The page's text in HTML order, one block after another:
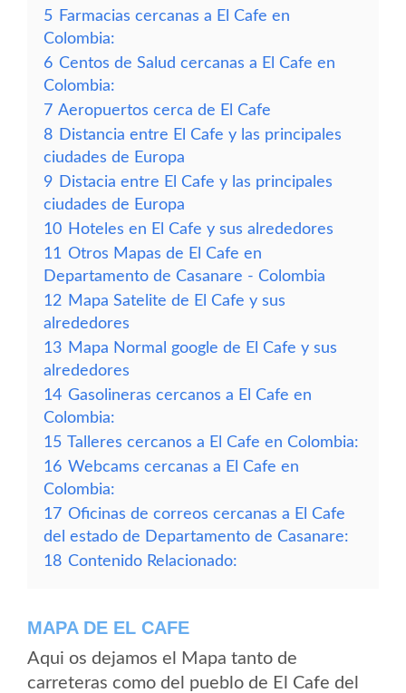
5 Farmacias cercanas a El Cafe en
Colombia:
6 Centos de Salud cercanas a El Cafe en
Colombia:
7 Aeropuertos cerca de El Cafe
8 Distancia entre El Cafe y las principales
ciudades de Europa
9 Distacia entre El Cafe y las principales
ciudades de Europa
10 Hoteles en El Cafe y sus alrededores
11 Otros Mapas de El Cafe en
Departamento de Casanare - Colombia
12 Mapa Satelite de El Cafe y sus
alrededores
13 Mapa Normal google de El Cafe y sus
alrededores
14 Gasolineras cercanos a El Cafe en
Colombia:
15 Talleres cercanos a El Cafe en Colombia:
16 Webcams cercanas a El Cafe en
Colombia:
17 Oficinas de correos cercanas a El Cafe
del estado de Departamento de Casanare:
18 Contenido Relacionado:
MAPA DE EL CAFE
Aqui os dejamos el Mapa tanto de
carreteras como del pueblo de El Cafe del